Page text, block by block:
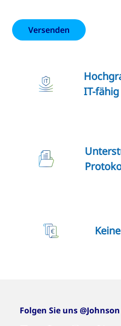
IT-fähig
Folgen Sie uns